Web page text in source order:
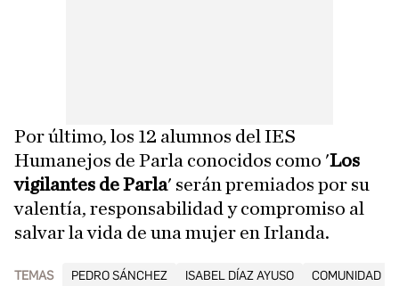
Por último, los 12 alumnos del IES
Humanejos de Parla conocidos como 'Los
vigilantes de Parla' serán premiados por su
valentía, responsabilidad y compromiso al
salvar la vida de una mujer en Irlanda.
TEMAS PEDRO SÁNCHEZ ISABEL DÍAZ AYUSO COMUNIDAD